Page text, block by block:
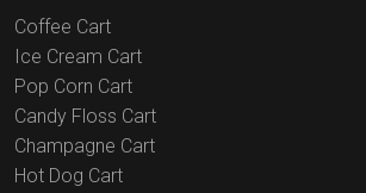
Coffee Cart
Ice Cream Cart
Pop Corn Cart
Candy Floss Cart
Champagne Cart
Hot Dog Cart